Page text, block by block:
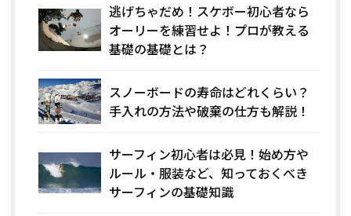
逃げちゃだめ！スケボー初心者なら
オーリーを練習せよ！プロが教える
基礎の基礎とは？
スノーボードの寿命はどれくらい？
手入れの方法や破棄の仕方も解説！
サーフィン初心者は必見！始め方や
ルール・服装など、知っておくべき
サーフィンの基礎知識